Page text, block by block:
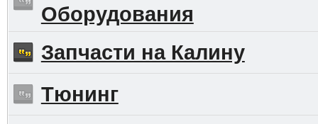
Оборудования
Запчасти на Калину
Тюнинг